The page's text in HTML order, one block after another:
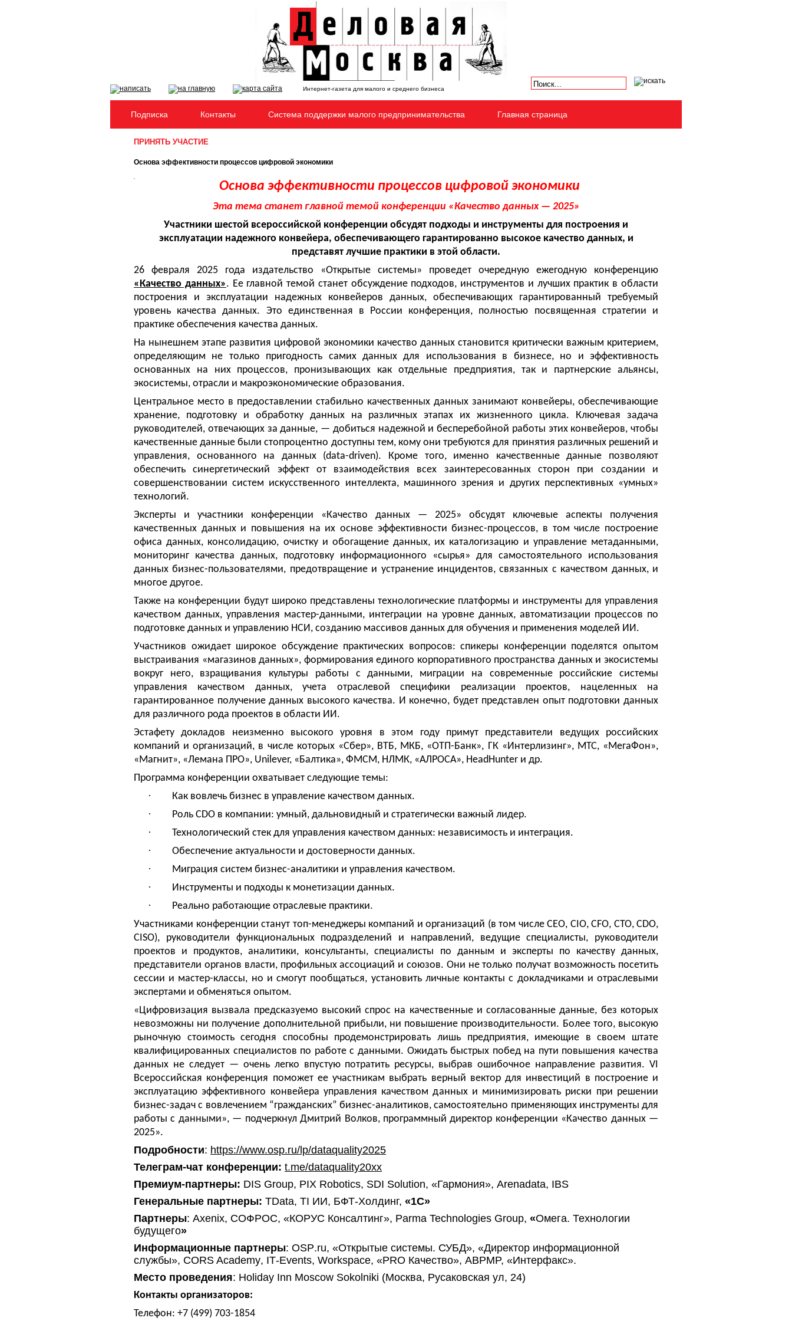
Интернет-газета для малого и среднего бизнеса
Подписка Контакты Система поддержки малого предпринимательства Главная страница
ПРИНЯТЬ УЧАСТИЕ
Основа эффективности процессов цифровой экономики
Основа эффективности процессов цифровой экономики
Эта тема станет главной темой конференции «Качество данных — 2025»
Участники шестой всероссийской конференции обсудят подходы и инструменты для построения и
эксплуатации надежного конвейера, обеспечивающего гарантированно высокое качество данных, и
представят лучшие практики в этой области.
26 февраля 2025 года издательство «Открытые системы» проведет очередную ежегодную конференцию
«Качество данных». Ее главной темой станет обсуждение подходов, инструментов и лучших практик в области
построения и эксплуатации надежных конвейеров данных, обеспечивающих гарантированный требуемый
уровень качества данных. Это единственная в России конференция, полностью посвященная стратегии и
практике обеспечения качества данных.
На нынешнем этапе развития цифровой экономики качество данных становится критически важным критерием,
определяющим не только пригодность самих данных для использования в бизнесе, но и эффективность
основанных на них процессов, пронизывающих как отдельные предприятия, так и партнерские альянсы,
экосистемы, отрасли и макроэкономические образования.
Центральное место в предоставлении стабильно качественных данных занимают конвейеры, обеспечивающие
хранение, подготовку и обработку данных на различных этапах их жизненного цикла. Ключевая задача
руководителей, отвечающих за данные, — добиться надежной и бесперебойной работы этих конвейеров, чтобы
качественные данные были стопроцентно доступны тем, кому они требуются для принятия различных решений и
управления, основанного на данных (data-driven). Кроме того, именно качественные данные позволяют
обеспечить синергетический эффект от взаимодействия всех заинтересованных сторон при создании и
совершенствовании систем искусственного интеллекта, машинного зрения и других перспективных «умных»
технологий.
Эксперты и участники конференции «Качество данных — 2025» обсудят ключевые аспекты получения
качественных данных и повышения на их основе эффективности бизнес-процессов, в том числе построение
офиса данных, консолидацию, очистку и обогащение данных, их каталогизацию и управление метаданными,
мониторинг качества данных, подготовку информационного «сырья» для самостоятельного использования
данных бизнес-пользователями, предотвращение и устранение инцидентов, связанных с качеством данных, и
многое другое.
Также на конференции будут широко представлены технологические платформы и инструменты для управления
качеством данных, управления мастер-данными, интеграции на уровне данных, автоматизации процессов по
подготовке данных и управлению НСИ, созданию массивов данных для обучения и применения моделей ИИ.
Участников ожидает широкое обсуждение практических вопросов: спикеры конференции поделятся опытом
выстраивания «магазинов данных», формирования единого корпоративного пространства данных и экосистемы
вокруг него, взращивания культуры работы с данными, миграции на современные российские системы
управления качеством данных, учета отраслевой специфики реализации проектов, нацеленных на
гарантированное получение данных высокого качества. И конечно, будет представлен опыт подготовки данных
для различного рода проектов в области ИИ.
Эстафету докладов неизменно высокого уровня в этом году примут представители ведущих российских
компаний и организаций, в числе которых «Сбер», ВТБ, МКБ, «ОТП-Банк», ГК «Интерлизинг», МТС, «МегаФон»,
«Магнит», «Лемана ПРО», Unilever, «Балтика», ФМСМ, НЛМК, «АЛРОСА», HeadHunter и др.
Программа конференции охватывает следующие темы:
· Как вовлечь бизнес в управление качеством данных.
· Роль CDO в компании: умный, дальновидный и стратегически важный лидер.
· Технологический стек для управления качеством данных: независимость и интеграция.
· Обеспечение актуальности и достоверности данных.
· Миграция систем бизнес-аналитики и управления качеством.
· Инструменты и подходы к монетизации данных.
·
Реально работающие отраслевые практики.
Участниками конференции станут топ-менеджеры компаний и организаций (в том числе CEO, CIO, CFO, CTO, CDO,
CISO), руководители функциональных подразделений и направлений, ведущие специалисты, руководители
проектов и продуктов, аналитики, консультанты, специалисты по данным и эксперты по качеству данных,
представители органов власти, профильных ассоциаций и союзов. Они не только получат возможность посетить
сессии и мастер-классы, но и смогут пообщаться, установить личные контакты с докладчиками и отраслевыми
экспертами и обменяться опытом.
«Цифровизация вызвала предсказуемо высокий спрос на качественные и согласованные данные, без которых
невозможны ни получение дополнительной прибыли, ни повышение производительности. Более того, высокую
рыночную стоимость сегодня способны продемонстрировать лишь предприятия, имеющие в своем штате
квалифицированных специалистов по работе с данными. Ожидать быстрых побед на пути повышения качества
данных не следует — очень легко впустую потратить ресурсы, выбрав ошибочное направление развития. VI
Всероссийская конференция поможет ее участникам выбрать верный вектор для инвестиций в построение и
эксплуатацию эффективного конвейера управления качеством данных и минимизировать риски при решении
бизнес-задач с вовлечением “гражданских” бизнес-аналитиков, самостоятельно применяющих инструменты для
работы с данными», — подчеркнул Дмитрий Волков, программный директор конференции «Качество данных —
2025».
Подробности: https://www.osp.ru/lp/dataquality2025
Телеграм-чат конференции: t.me/dataquality20xx
Премиум-партнеры: DIS Group, PIX Robotics, SDI Solution, «Гармония», Arenadata, IBS
Генеральные партнеры: TData, TI ИИ, БФТ-Холдинг, «1С»
Партнеры: Axenix, СОФРОС, «КОРУС Консалтинг», Parma Technologies Group, «Омега. Технологии
будущего»
Информационные партнеры: OSP.ru, «Открытые системы. СУБД», «Директор информационной
службы», CORS Academy, IT-Events, Workspace, «PRO Качество», ABPMP, «Интерфакс».
Место проведения: Holiday Inn Moscow Sokolniki (Москва, Русаковская ул, 24)
Контакты организаторов:
Телефон: +7 (499) 703-1854